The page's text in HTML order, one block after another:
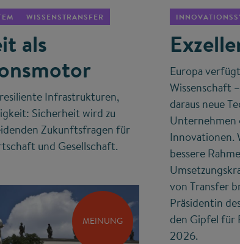
WISSENSTRANSFER
als
Infrastrukturen,
Sicherheit wird zu
Zukunftsfragen für
und Gesellschaft.
Europa
Wissenschaft
daraus neue
Unternehmen
Innovationen.
bessere
von Transfer
Präsidentin
den Gipfel für
2026.
MEINUNG